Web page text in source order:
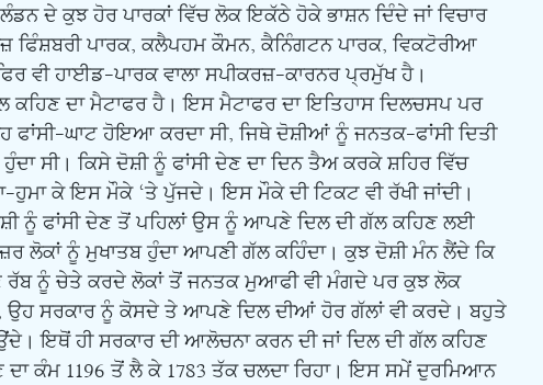
ਦੇ ਕੁਝ ਹੋਰ ਪਾਰਕਾਂ ਵਿੱਚ ਲੋਕ ਇਕੱਠੇ ਹੋਕੇ ਭਾਸ਼ਨ ਦਿੰਦੇ ਜਾਂ ਵਿਚਾਰ
ਫਿੰਸ਼ਬਰੀ ਪਾਰਕ, ਕਲੈਪਹਮ ਕੌਮਨ, ਕੈਨਿੰਗਟਨ ਪਾਰਕ, ਵਿਕਟੋਰੀਆ
ਵੀ ਹਾਈਡ-ਪਾਰਕ ਵਾਲਾ ਸਪੀਕਰਜ਼-ਕਾਰਨਰ ਪ੍ਰਮੁੱਖ ਹੈ।
ਘਾਟ ਹੋਇਆ ਕਰਦਾ ਸੀ, ਜਿਥੇ ਦੋਸ਼ੀਆਂ ਨੂੰ ਜਨਤਕ-ਫਾਂਸੀ ਦਿਤੀ
ਸੀ। ਕਿਸੇ ਦੋਸ਼ੀ ਨੂੰ ਫਾਂਸੀ ਦੇਣ ਦਾ ਦਿਨ ਤੈਅ ਕਰਕੇ ਸ਼ਹਿਰ ਵਿੱਚ
ਹੁਮਾ ਕੇ ਇਸ ਮੌਕੇ ‘ਤੇ ਪੁੱਜਦੇ। ਇਸ ਮੌਕੇ ਦੀ ਟਿਕਟ ਵੀ ਰੱਖੀ ਜਾਂਦੀ।
ਨੂੰ ਫਾਂਸੀ ਦੇਣ ਤੋਂ ਪਹਿਲਾਂ ਉਸ ਨੂੰ ਆਪਣੇ ਦਿਲ ਦੀ ਗੱਲ ਕਹਿਣ ਲਈ
ਲੋਕਾਂ ਨੂੰ ਮੁਖਾਤਬ ਹੁੰਦਾ ਆਪਣੀ ਗੱਲ ਕਹਿੰਦਾ। ਕੁਝ ਦੋਸ਼ੀ ਮੰਨ ਲੈਂਦੇ ਕਿ
ਰੱਬ ਨੂੰ ਚੇਤੇ ਕਰਦੇ ਲੋਕਾਂ ਤੋਂ ਜਨਤਕ ਮੁਆਫੀ ਵੀ ਮੰਗਦੇ ਪਰ ਕੁਝ ਲੋਕ
ਉਹ ਸਰਕਾਰ ਨੂੰ ਕੋਸਦੇ ਤੇ ਆਪਣੇ ਦਿਲ ਦੀਆਂ ਹੋਰ ਗੱਲਾਂ ਵੀ ਕਰਦੇ। ਬਹੁਤੇ
ਇਥੋਂ ਹੀ ਸਰਕਾਰ ਦੀ ਆਲੋਚਨਾ ਕਰਨ ਦੀ ਜਾਂ ਦਿਲ ਦੀ ਗੱਲ ਕਹਿਣ
ਕੰਮ 1196 ਤੋਂ ਲੈ ਕੇ 1783 ਤੱਕ ਚਲਦਾ ਰਿਹਾ। ਇਸ ਸਮੇਂ ਦੁਰਮਿਆਨ